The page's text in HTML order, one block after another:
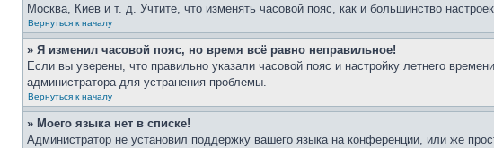
Москва, Киев и т. д. Учтите, что изменять часовой пояс, как и большинство
Вернуться к началу
» Я изменил часовой пояс, но время всё равно неправильное!
Если вы уверены, что правильно указали часовой пояс и настройку летнего
администратора для устранения проблемы.
Вернуться к началу
» Моего языка нет в списке!
Администратор не установил поддержку вашего языка на конференции, или же